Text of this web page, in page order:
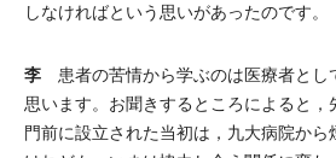
しなければという思いがあったのです。
李 患者の苦情から学ぶのは医療者とし
思います。お聞きするところによると
門前に設立された当初は，九大病院か